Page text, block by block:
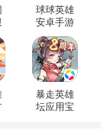
球球英雄
安卓手游
暴走英雄
坛应用宝